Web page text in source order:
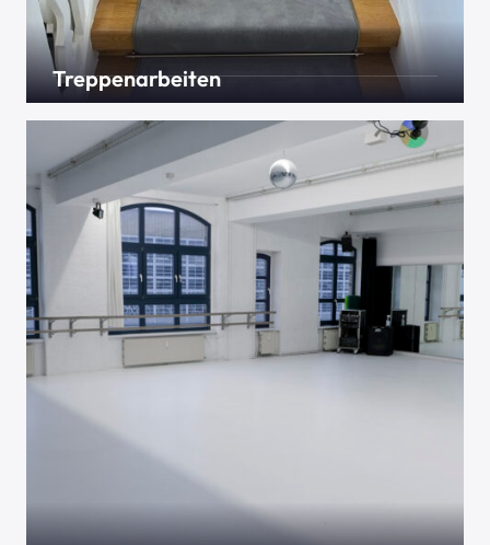
Treppenarbeiten
Sie machen am Ende eine kleine Fläche aus, sind
aber oftmals das I-Tüpfelchen für ein rundes Bild
der Optik – Treppen. Viel Arbeit, wenig Fläche, große
Wirkung.